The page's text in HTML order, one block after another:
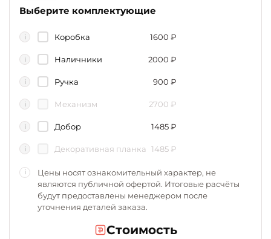
Выберите комплектующие
i Коробка 1600 ₽
i Наличники 2000 ₽
i Ручка 900 ₽
i Механизм 2700 ₽
i Добор 1485₽
i Декоративная планка 1485 ₽
i
Цены носят ознакомительный характер, не
являются публичной офертой. Итоговые расчёты
будут предоставлены менеджером после
уточнения деталей заказа.
Стоимость